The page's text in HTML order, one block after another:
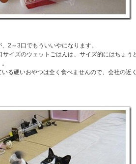
2～3口でもういいやになります。
イズのウェットごはんは、サイズ的にはちょう
る硬いおやつは全く食べませんので、会社の近